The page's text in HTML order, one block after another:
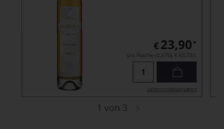
€ 23,90 *
pro Flasche (0.375l), € 63,73 /L
Lebensmittel­angaben
1 von 3